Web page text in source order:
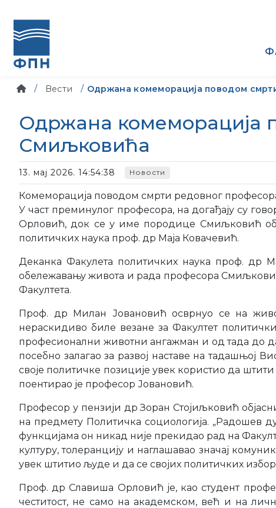
Вести Одржана комеморација поводом
Одржана комеморација
Смиљковића
13. мај 2026. 14:54:38 Новости
Комеморација поводом смрти редовног
У част преминулог професора, на догађају су
Орловић, док се у име породице Смиљковић
политичких наука проф. др Маја Ковачевић.
Деканка Факулета политичких наука проф. др
обележавању живота и рада професора
Факултета.
Проф. др Милан Јовановић осврнуо се на
нераскидиво биле везане за Факултет
професионални животни ангажман и од тада до
посебно залагао за развој наставе на
своје политичке позиције увек користио да
поентирао је професор Јовановић.
Професор у пензији др Зоран Стојиљковић
на предмету Политичка социологија. „Радошев
функцијама он никад није прекидао рад на
културу, толеранцију и наглашавао значај
увек штитио људе и да се својих политичких
Проф. др Славиша Орловић је, као студент
честитост, не само на академском, већ и на